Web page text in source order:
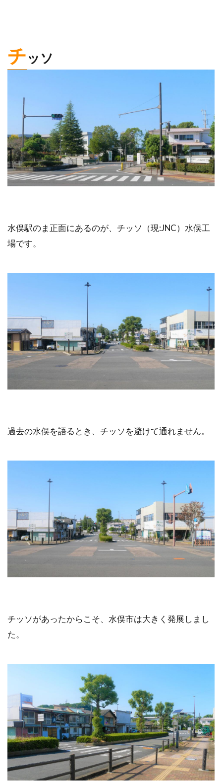
チッソ
水俣駅のま正面にあるのが、チッソ（現:JNC）水俣工
場です。
過去の水俣を語るとき、チッソを避けて通れません。
チッソがあったからこそ、水俣市は大きく発展しまし
た。